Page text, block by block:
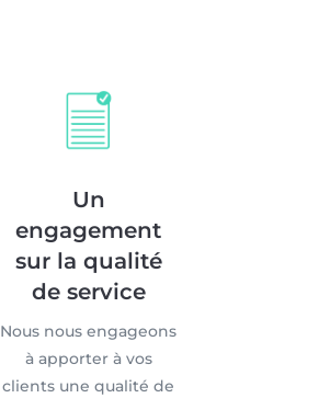
Un
engagement
sur la qualité
de service
Nous nous engageons
à apporter à vos
clients une qualité de